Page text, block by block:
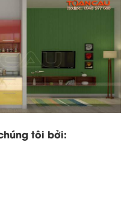
tôi bởi: